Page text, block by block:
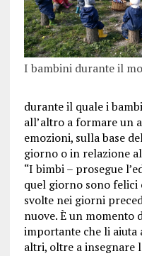
I bambini durante il
durante il quale i
all’altro a formare un
emozioni, sulla base
giorno o in relazione
“I bimbi – prosegue
quel giorno sono felici
svolte nei giorni
nuove. È un momento
importante che li aiuta
altri, oltre a insegnare